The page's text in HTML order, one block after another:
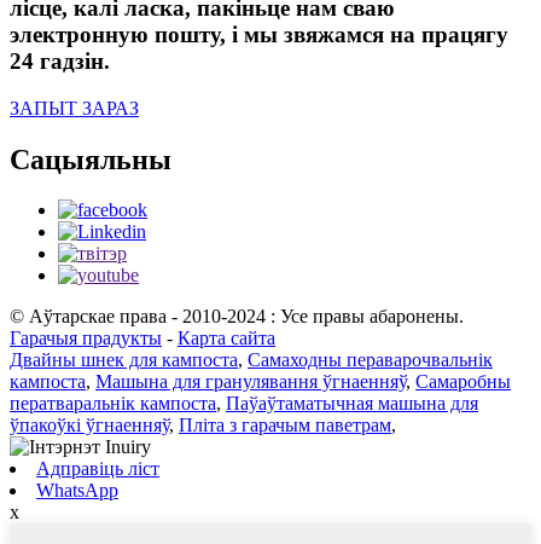
лісце, калі ласка, пакіньце нам сваю
электронную пошту, і мы звяжамся на працягу
24 гадзін.
ЗАПЫТ ЗАРАЗ
Сацыяльны
© Аўтарскае права - 2010-2024 : Усе правы абаронены.
Гарачыя прадукты - Карта сайта
Двайны шнек для кампоста, Самаходны пераварочвальнік
кампоста, Машына для гранулявання ўгнаенняў, Самаробны
ператваральнік кампоста, Паўаўтаматычная машына для
ўпакоўкі ўгнаенняў, Пліта з гарачым паветрам,
Адправіць ліст
WhatsApp
x